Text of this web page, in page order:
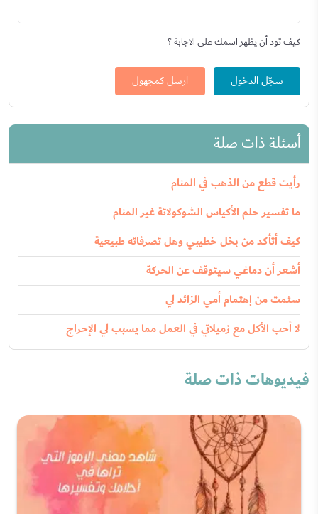
كيف تود أن يظهر اسمك على الاجابة ؟
سجّل الدخول ارسل كمجهول
أسئلة ذات صلة
رأيت قطع من الذهب في المنام
ما تفسير حلم الأكياس الشوكولاتة غير المنام
كيف أتأكد من بخل خطيبي وهل تصرفاته طبيعية
أشعر أن دماغي سيتوقف عن الحركة
سئمت من إهتمام أمي الزائد لي
لا أحب الأكل مع زميلاتي في العمل مما يسبب لي الإحراج
فيديوهات ذات صلة